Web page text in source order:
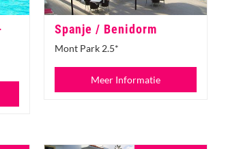
Spanje / Benidorm
Mont Park 2.5*
Meer Informatie